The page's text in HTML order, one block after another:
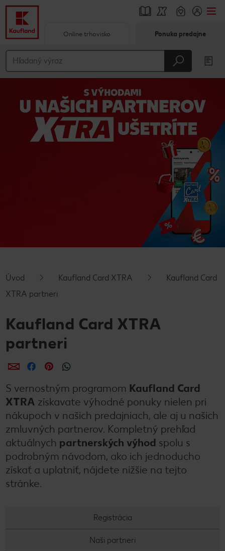
Hlavný obsah
Vyskakovací bočný panel
Online trhovisko Ponuka predajne
Úvod Kaufland Card XTRA
Kaufland Card
XTRA partneri
Kaufland Card XTRA
partneri
ZdieľaťZdieľaťZdieľať
S vernostným programom Kaufland Card
XTRA získavate výhodné ponuky nielen pri
nákupoch v našich predajniach, ale aj u našich
zmluvných partnerov. Kompletný prehľad
aktuálnych partnerských výhod spolu s
podrobným návodom, ako ich jednoducho
získať a uplatniť, nájdete nižšie na tejto
stránke.
Registrácia
Naši partneri